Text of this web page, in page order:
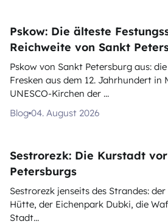
Pskow: Die älteste
Reichweite von Sankt
Pskow von Sankt Petersburg aus:
Fresken aus dem 12. Jahrhundert in
UNESCO-Kirchen der ...
Blog 04. August 2026
Sestrorezk: Die Kurstadt
Petersburgs
Sestrorezk jenseits des Strandes:
Hütte, der Eichenpark Dubki, die
Stadt...